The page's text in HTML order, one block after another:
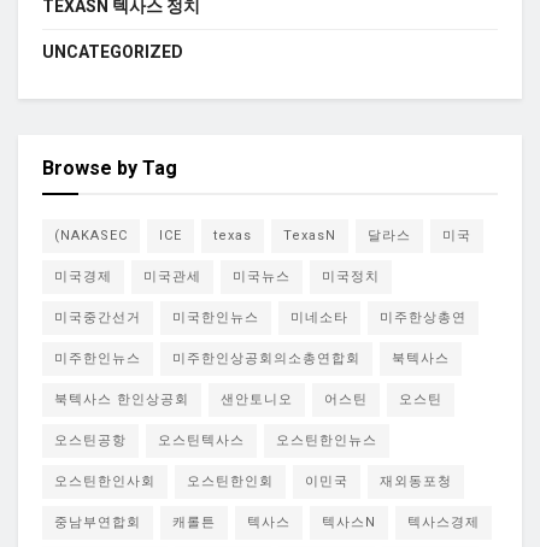
TEXASN 텍사스 정치
UNCATEGORIZED
Browse by Tag
(NAKASEC ICE texas TexasN 달라스 미국
미국경제 미국관세 미국뉴스 미국정치
미국중간선거 미국한인뉴스 미네소타 미주한상총연
미주한인뉴스 미주한인상공회의소총연합회 북텍사스
북텍사스 한인상공회 샌안토니오 어스틴 오스틴
오스틴공항 오스틴텍사스 오스틴한인뉴스
오스틴한인사회 오스틴한인회 이민국 재외동포청
중남부연합회 캐롤튼 텍사스 텍사스N 텍사스경제